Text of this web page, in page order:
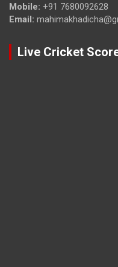
Mobile: +91 7680092628
Email:
Live Cricket